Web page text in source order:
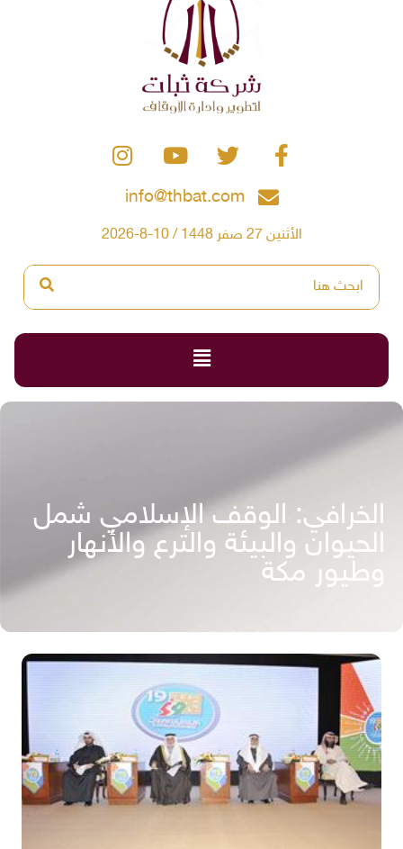
info@thbat.com
الأثنين 27 صفر 1448 / 10-8-2026
الخرافي: الوقف الإسلامي شمل
الحيوان والبيئة والترع والأنهار
وطيور مكة